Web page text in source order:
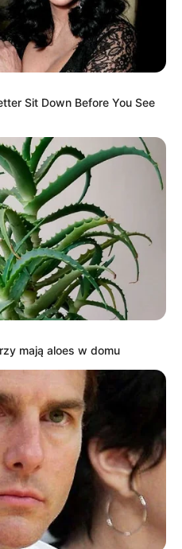
od 1 do 6.
komiksu dla nowego
albumów z danej serii
Sit Down Before You See
mają aloes w domu